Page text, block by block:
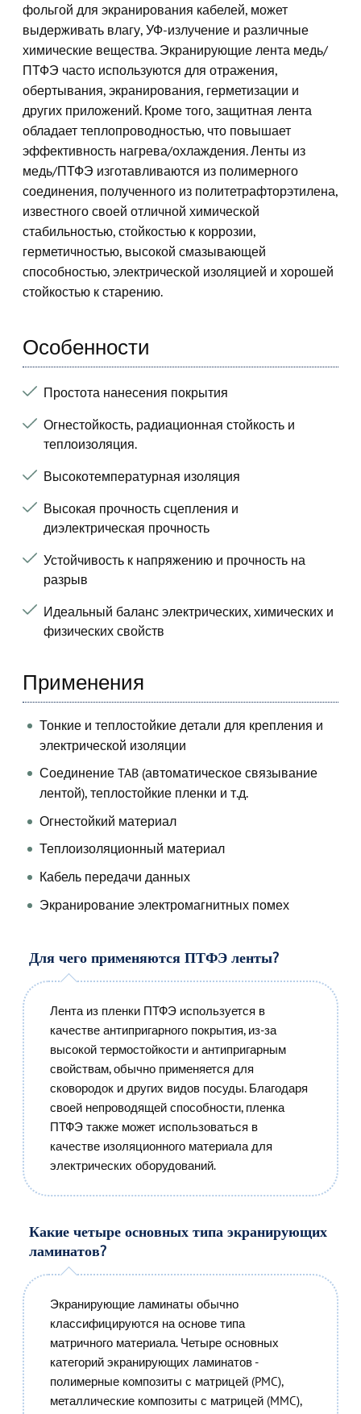
фольгой для экранирования кабелей, может
выдерживать влагу, УФ-излучение и различные
химические вещества. Экранирующие лента медь/
ПТФЭ часто используются для отражения,
обертывания, экранирования, герметизации и
других приложений. Кроме того, защитная лента
обладает теплопроводностью, что повышает
эффективность нагрева/охлаждения. Ленты из
медь/ПТФЭ изготавливаются из полимерного
соединения, полученного из политетрафторэтилена,
известного своей отличной химической
стабильностью, стойкостью к коррозии,
герметичностью, высокой смазывающей
способностью, электрической изоляцией и хорошей
стойкостью к старению.
Особенности
Простота нанесения покрытия
Огнестойкость, радиационная стойкость и
теплоизоляция.
Высокотемпературная изоляция
Высокая прочность сцепления и
диэлектрическая прочность
Устойчивость к напряжению и прочность на
разрыв
Идеальный баланс электрических, химических и
физических свойств
Применения
Тонкие и теплостойкие детали для крепления и
электрической изоляции
Соединение TAB (автоматическое связывание
лентой), теплостойкие пленки и т.д.
Огнестойкий материал
Теплоизоляционный материал
Кабель передачи данных
Экранирование электромагнитных помех
Для чего применяются ПТФЭ ленты?
Лента из пленки ПТФЭ используется в
качестве антипригарного покрытия, из-за
высокой термостойкости и антипригарным
свойствам, обычно применяется для
сковородок и других видов посуды. Благодаря
своей непроводящей способности, пленка
ПТФЭ также может использоваться в
качестве изоляционного материала для
электрических оборудований.
Какие четыре основных типа экранирующих
ламинатов?
Экранирующие ламинаты обычно
классифицируются на основе типа
матричного материала. Четыре основных
категорий экранирующих ламинатов -
полимерные композиты с матрицей (PMC),
металлические композиты с матрицей (MMC),